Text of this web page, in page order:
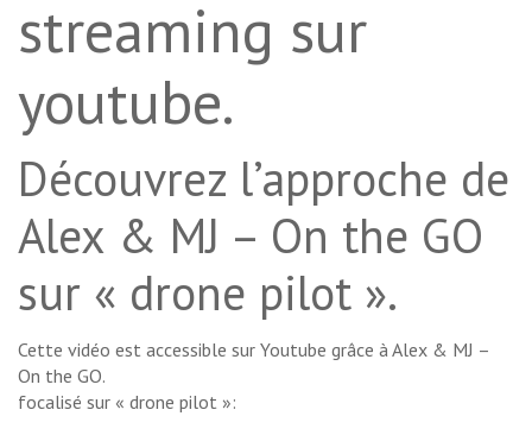
streaming sur
youtube.
Découvrez l’approche de
Alex & MJ – On the GO
sur « drone pilot ».
Cette vidéo est accessible sur Youtube grâce à Alex & MJ –
On the GO.
focalisé sur « drone pilot »: